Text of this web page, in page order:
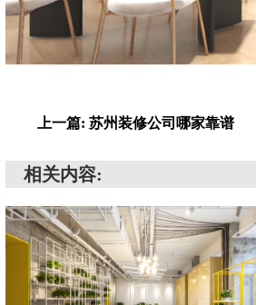
上一篇: 苏州装修公司哪家靠谱
相关内容: